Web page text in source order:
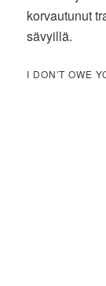
korvautunut
sävyillä.
I DON’T OWE